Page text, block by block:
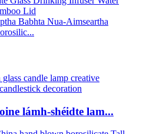
Babhta Nua-Aimseartha
lámh-shéidte lam...